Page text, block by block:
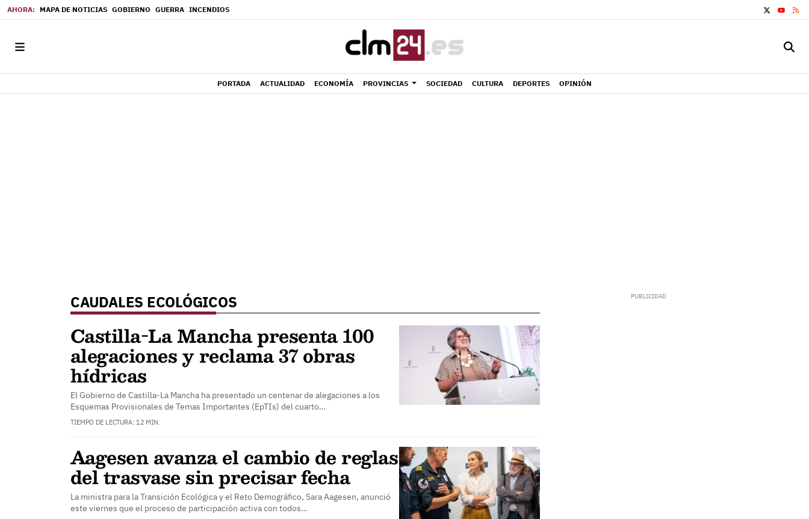
MAPA DE NOTICIAS GOBIERNO GUERRA INCENDIOS
YOUTUBE
PORTADA ACTUALIDAD ECONOMÍA PROVINCIAS SOCIEDAD CULTURA DEPORTES OPINIÓN
CAUDALES ECOLÓGICOS
Castilla-La Mancha presenta 100
alegaciones y reclama 37 obras
hídricas
El Gobierno de Castilla-La Mancha ha presentado un centenar de alegaciones a los
Esquemas Provisionales de Temas Importantes (EpTIs) del cuarto…
TIEMPO DE LECTURA: 12 MIN.
Aagesen avanza el cambio de reglas
del trasvase sin precisar fecha
La ministra para la Transición Ecológica y el Reto Demográfico, Sara Aagesen, anunció
este viernes que el proceso de participación activa con todos…